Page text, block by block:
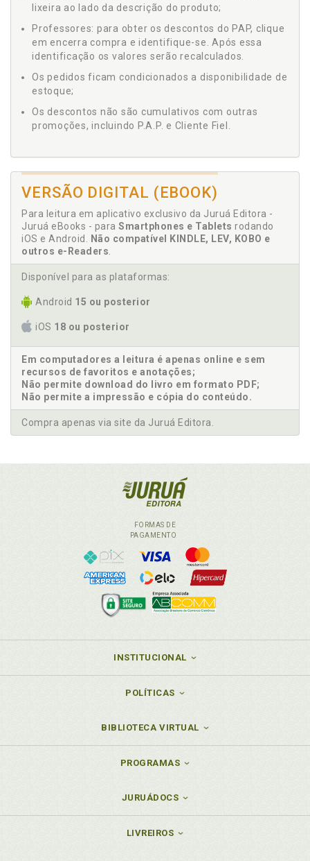
lixeira ao lado da descrição do produto;
Professores: para obter os descontos do PAP, clique
em encerra compra e identifique-se. Após essa
identificação os valores serão recalculados.
Os pedidos ficam condicionados a disponibilidade de
estoque;
Os descontos não são cumulativos com outras
promoções, incluindo P.A.P. e Cliente Fiel.
VERSÃO DIGITAL (EBOOK)
Para leitura em aplicativo exclusivo da Juruá Editora -
Juruá eBooks - para Smartphones e Tablets rodando
iOS e Android.
Não compatível KINDLE, LEV, KOBO e
outros e-Readers
Disponível para as plataformas:
Android 15 ou posterior
iOS 18 ou posterior
Em computadores a leitura é apenas online e sem
recursos de favoritos e anotações;
Não permite download do livro em formato PDF;
Não permite a impressão e cópia do conteúdo.
Compra apenas via site da Juruá Editora.
FORMAS DE
PAGAMENTO
INSTITUCIONAL
POLÍTICAS
BIBLIOTECA VIRTUAL
PROGRAMAS
JURUÁDOCS
LIVREIROS